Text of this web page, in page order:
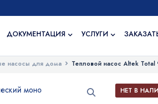
ДОКУМЕНТАЦИЯ УСЛУГИ
насосы для дома Тепловой насос Altek
НЕТ В